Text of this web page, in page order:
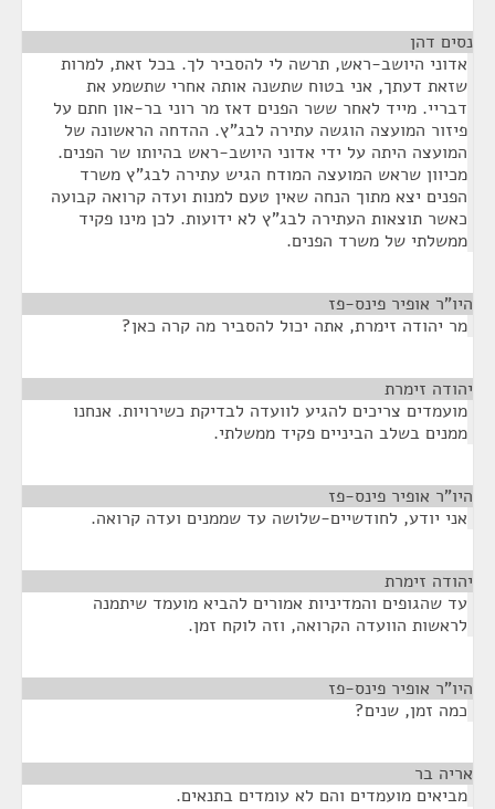
נסים דהן
אדוני היושב-ראש, תרשה לי להסביר לך. בכל זאת, למרות
שזאת דעתך, אני בטוח שתשנה אותה אחרי שתשמע את
דבריי. מייד לאחר ששר הפנים דאז מר רוני בר-און חתם על
פיזור המועצה הוגשה עתירה לבג"ץ. ההדחה הראשונה של
המועצה היתה על ידי אדוני היושב-ראש בהיותו שר הפנים.
מכיוון שראש המועצה המודח הגיש עתירה לבג"ץ משרד
הפנים יצא מתוך הנחה שאין טעם למנות ועדה קרואה קבועה
כאשר תוצאות העתירה לבג"ץ לא ידועות. לכן מינו פקיד
ממשלתי של משרד הפנים.
היו"ר אופיר פינס-פז
מר יהודה זימרת, אתה יכול להסביר מה קרה כאן?
יהודה זימרת
מועמדים צריכים להגיע לוועדה לבדיקת כשירויות. אנחנו
ממנים בשלב הביניים פקיד ממשלתי.
היו"ר אופיר פינס-פז
אני יודע, לחודשיים-שלושה עד שממנים ועדה קרואה.
יהודה זימרת
עד שהגופים והמדיניות אמורים להביא מועמד שיתמנה
לראשות הוועדה הקרואה, וזה לוקח זמן.
היו"ר אופיר פינס-פז
כמה זמן, שנים?
אריה בר
מביאים מועמדים והם לא עומדים בתנאים.